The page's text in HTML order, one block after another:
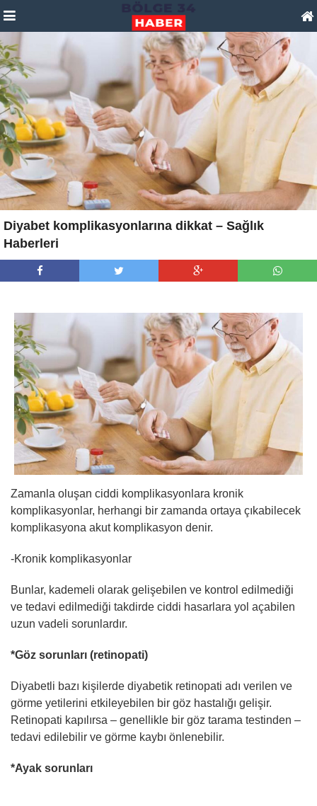
Diyabet komplikasyonlarına dikkat – Sağlık
Haberleri
Zamanla oluşan ciddi komplikasyonlara kronik
komplikasyonlar, herhangi bir zamanda ortaya çıkabilecek
komplikasyona akut komplikasyon denir.
-Kronik komplikasyonlar
Bunlar, kademeli olarak gelişebilen ve kontrol edilmediği
ve tedavi edilmediği takdirde ciddi hasarlara yol açabilen
uzun vadeli sorunlardır.
*Göz sorunları (retinopati)
Diyabetli bazı kişilerde diyabetik retinopati adı verilen ve
görme yetilerini etkileyebilen bir göz hastalığı gelişir.
Retinopati kapılırsa – genellikle bir göz tarama testinden –
tedavi edilebilir ve görme kaybı önlenebilir.
*Ayak sorunları